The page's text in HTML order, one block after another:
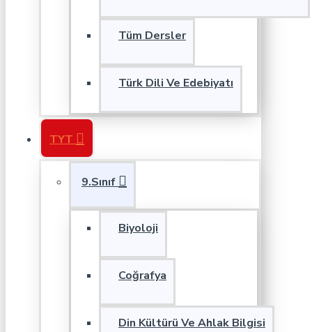
Tüm Dersler
Türk Dili Ve Edebiyatı
TYT
9.Sınıf
Biyoloji
Coğrafya
Din Kültürü Ve Ahlak Bilgisi